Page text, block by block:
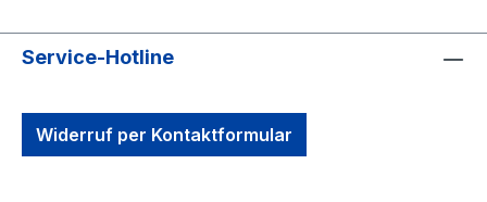
Service-Hotline
Widerruf per Kontaktformular